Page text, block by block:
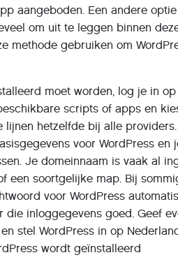
aangeboden. Een andere
om uit te leggen binnen
methode gebruiken om
moet worden, log je in
scripts of apps en
lijnen hetzelfde bij alle providers.
voor WordPress en
Je domeinnaam is vaak al
een soortgelijke map. Bij
voor WordPress
die inloggegevens goed. Geef
stel WordPress in op
wordt geïnstalleerd